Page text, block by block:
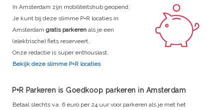
In Amsterdam zijn mobiliteitshub geopend.
Je kunt bij deze slimme P+R locaties in
Amsterdam gratis parkeren als je een
(elektrische) fiets reserveert.
Onze redactie is super enthousiast.
Bekijk deze slimme P+R locaties
P+R Parkeren is Goedkoop parkeren in Amsterdam
Betaal slechts v.a. 6 euro per 24 uur voor parkeren als je met het